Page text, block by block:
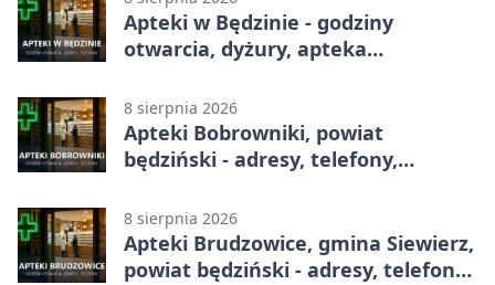
Apteki w Będzinie - godziny
otwarcia, dyżury, apteka
8 sierpnia 2026
Apteki Bobrowniki, powiat
będziński - adresy, telefony,
8 sierpnia 2026
Apteki Brudzowice, gmina Siewierz,
powiat będziński - adresy, telefony,